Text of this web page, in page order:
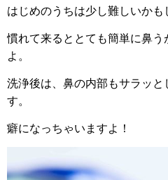
はじめのうちは少し難しいかも
慣れて来るととても簡単に鼻
よ。
洗浄後は、 鼻の内部もサラッと
す。
癖になっちゃいますよ！